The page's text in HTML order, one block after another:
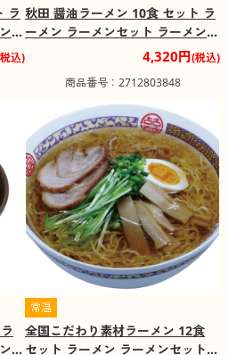
ラ
ス
込)
秋田 醤油ラーメン 10食 セット ラ
ーメン ラーメンセット ラーメンス
4,320円(税込)
商品番号：2712803848
ス
常温
全国こだわり素材ラーメン 12食
セット ラーメン ラーメンセット